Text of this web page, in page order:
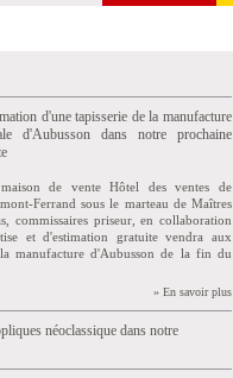
d'une tapisserie de la manufacture
d'Aubusson dans notre prochaine
de vente Hôtel des ventes de
Ferrand sous le marteau de Maîtres
commissaires priseur, en collaboration
et d'estimation gratuite vendra aux
manufacture d'Aubusson de la fin du
» En savoir plus
néoclassique dans notre